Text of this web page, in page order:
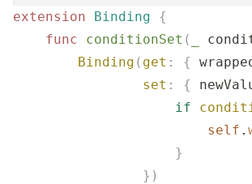
extension Binding {
    func
conditionSet (
        Binding
( get : {
                set
: {
                    if
                        self
.
                    }
                })